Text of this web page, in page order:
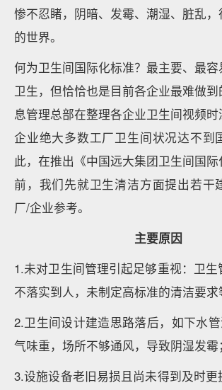
惨不忍睹，阴暗、发霉、潮湿、脏乱
的世界。
何为卫生间国际化标准？最主要、最
卫生，但恰恰也是目前各企业最难做
息管理总部在整理各企业卫生间视频
企业绝大多数工厂卫生间状况达不到
此，在推出《中国远大集团卫生间国
前，我们先就卫生清洁方面提出若干
厂/企业参考。
主要原因
1.未对卫生间管理引起足够重视：卫生
不落实到人，未制定高标准的清洁要求
2.卫生间设计建造思路落后，如下水
气味重，场所不够通风，导致阴湿发霉；
3.设施设备老旧易损且尚未得到及时